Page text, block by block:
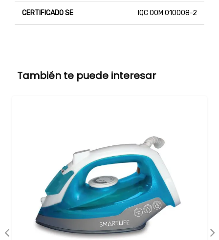
CERTIFICADO SE IQC 00M 010008-2
También te puede interesar